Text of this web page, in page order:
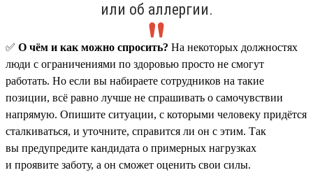
или об аллергии.
✅ О чём и как можно спросить? На некоторых должностях
люди с ограничениями по здоровью просто не смогут
работать. Но если вы набираете сотрудников на такие
позиции, всё равно лучше не спрашивать о самочувствии
напрямую. Опишите ситуации, с которыми человеку придётся
сталкиваться, и уточните, справится ли он с этим. Так
вы предупредите кандидата о примерных нагрузках
и проявите заботу, а он сможет оценить свои силы.